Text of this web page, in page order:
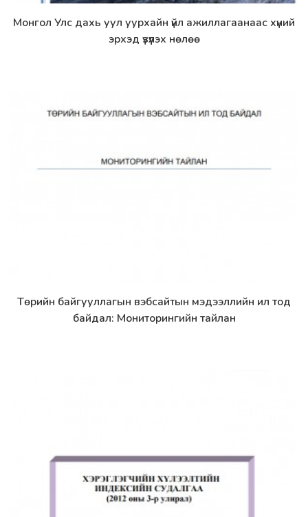
Дэлгэрэнгүй
Монгол Улс дахь уул уурхайн үйл ажиллагаанаас хүний
эрхэд үзүүлэх нөлөө
Дэлгэрэнгүй
Төрийн байгууллагын вэбсайтын мэдээллийн ил тод
байдал: Мониторингийн тайлан